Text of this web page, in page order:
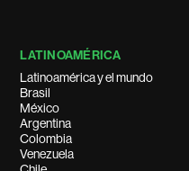
LATINOAMÉRICA
Latinoamérica y el mundo
Brasil
México
Argentina
Colombia
Venezuela